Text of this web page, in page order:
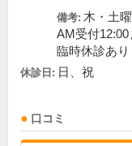
備考: 木・土
AM受付12:00
臨時休診あり
休診日: 日、祝
口コミ